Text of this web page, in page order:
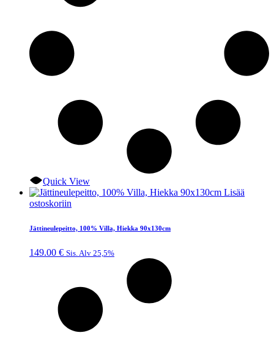
Quick View
Lisää
ostoskoriin
Jättineulepeitto, 100% Villa, Hiekka 90x130cm
149.00 € Sis. Alv 25,5%